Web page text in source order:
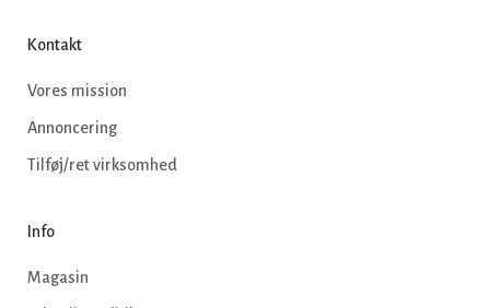
Kontakt
Vores mission
Annoncering
Tilføj/ret virksomhed
Info
Magasin